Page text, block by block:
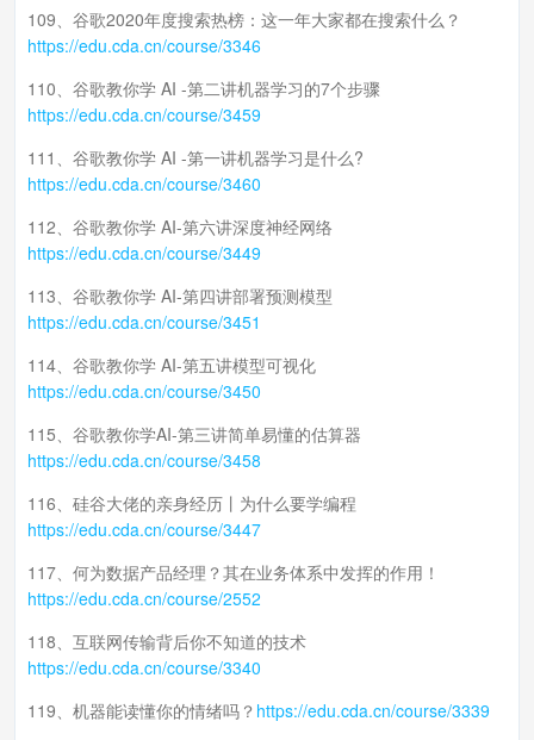
109、谷歌2020年度搜索热榜：这一年大家都在搜索什么？
https://edu.cda.cn/course/3346
110、谷歌教你学 AI -第二讲机器学习的7个步骤
https://edu.cda.cn/course/3459
111、谷歌教你学 AI -第一讲机器学习是什么?
https://edu.cda.cn/course/3460
112、谷歌教你学 AI-第六讲深度神经网络
https://edu.cda.cn/course/3449
113、谷歌教你学 AI-第四讲部署预测模型
https://edu.cda.cn/course/3451
114、谷歌教你学 AI-第五讲模型可视化
https://edu.cda.cn/course/3450
115、谷歌教你学AI-第三讲简单易懂的估算器
https://edu.cda.cn/course/3458
116、硅谷大佬的亲身经历丨为什么要学编程
https://edu.cda.cn/course/3447
117、何为数据产品经理？其在业务体系中发挥的作用！
https://edu.cda.cn/course/2552
118、互联网传输背后你不知道的技术
https://edu.cda.cn/course/3340
119、机器能读懂你的情绪吗？ https://edu.cda.cn/course/3339